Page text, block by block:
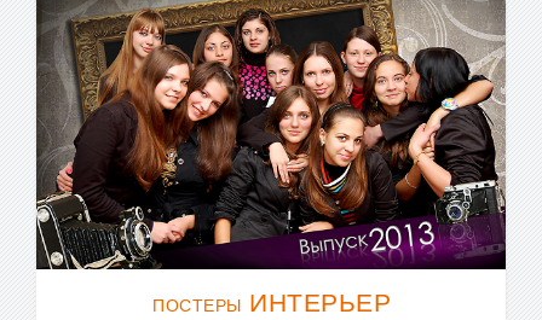
ПОСТЕРЫ ИНТЕРЬЕР